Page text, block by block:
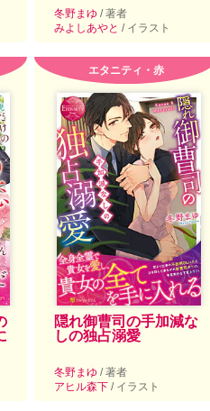
冬野まゆ / 著者
みよしあやと / イラスト
エタニティ・赤
隠れ御曹司の手加減な
しの独占溺愛
冬野まゆ / 著者
アヒル森下 / イラスト